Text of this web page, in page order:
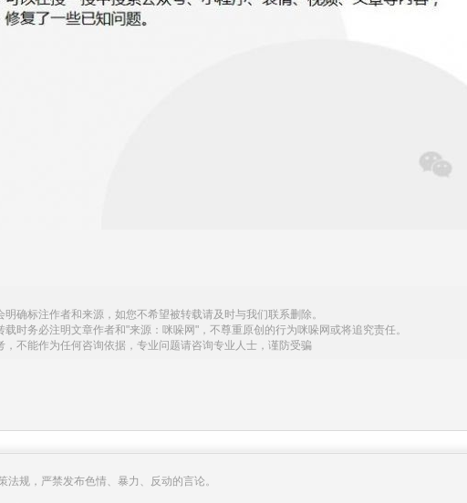
确标注作者和来源，如您不希望被转载请及时与我们联系删除。
时务必注明文章作者和"来源：咪哚网"，不尊重原创的行为咪哚网或将追究责任。
，不能作为任何咨询依据，专业问题请咨询专业人士，谨防受骗
法规，严禁发布色情、暴力、反动的言论。